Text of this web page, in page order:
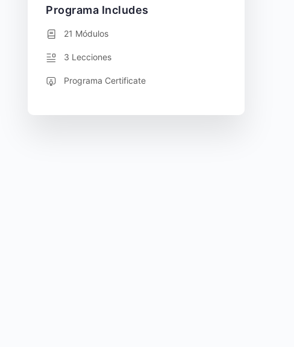
Programa Includes
21 Módulos
3 Lecciones
Programa Certificate